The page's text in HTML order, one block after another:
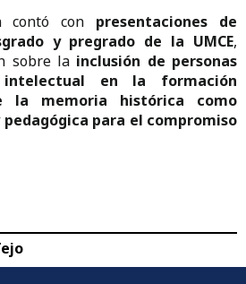
contó con presentaciones de
y pregrado de la UMCE,
sobre la inclusión de personas
intelectual en la formación
la memoria histórica como
para el compromiso